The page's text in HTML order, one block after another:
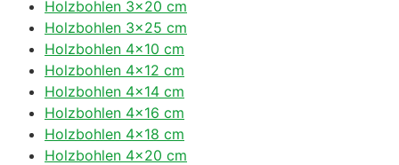
Holzbohlen 3×20 cm
Holzbohlen 3×25 cm
Holzbohlen 4×10 cm
Holzbohlen 4×12 cm
Holzbohlen 4×14 cm
Holzbohlen 4×16 cm
Holzbohlen 4×18 cm
Holzbohlen 4×20 cm